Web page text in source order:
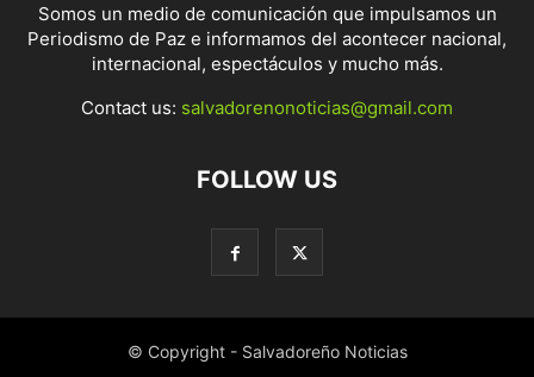
Somos un medio de comunicación que impulsamos un
Periodismo de Paz e informamos del acontecer nacional,
internacional, espectáculos y mucho más.
Contact us: salvadorenonoticias@gmail.com
FOLLOW US
© Copyright - Salvadoreño Noticias